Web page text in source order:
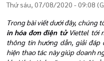
Thứ sáu, 07/08/2020 - 09:08
Trong bài viết dưới đây, chúng
in hóa đơn điện tửViettel tới
thông tin hướng dẫn, giải đáp
hiện thao tác này giúp doanh